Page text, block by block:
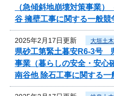
（急傾斜地崩壊対策事業
谷 擁壁工事に関する一般競
2025年2月17日更新 大垣土
県砂工第緊土暮安R6-3号
事業（暮らしの安全・安
南谷他 除石工事に関する一